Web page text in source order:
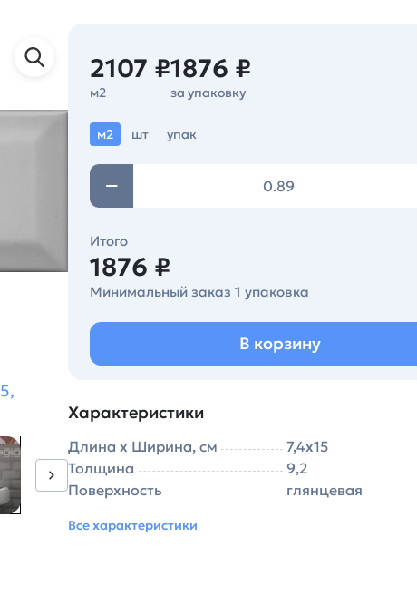
2107 ₽
м2
1876 ₽
за упаковку
м2 шт упак
Итого
1876 ₽
Минимальный заказ 1 упаковка
В корзину
Характеристики
Длина х Ширина, см
7,4х15
Толщина
9,2
Поверхность
глянцевая
Все характеристики